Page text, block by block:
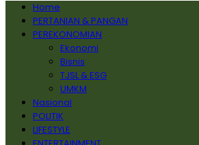
Home
PERTANIAN & PANGAN
PEREKONOMIAN
Ekonomi
Bisnis
TJSL & ESG
UMKM
Nasional
POLITIK
LIFESTYLE